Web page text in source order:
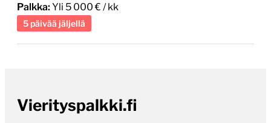
Palkka: Yli 5 000 € / kk
5 päivää jäljellä
Vierityspalkki.fi